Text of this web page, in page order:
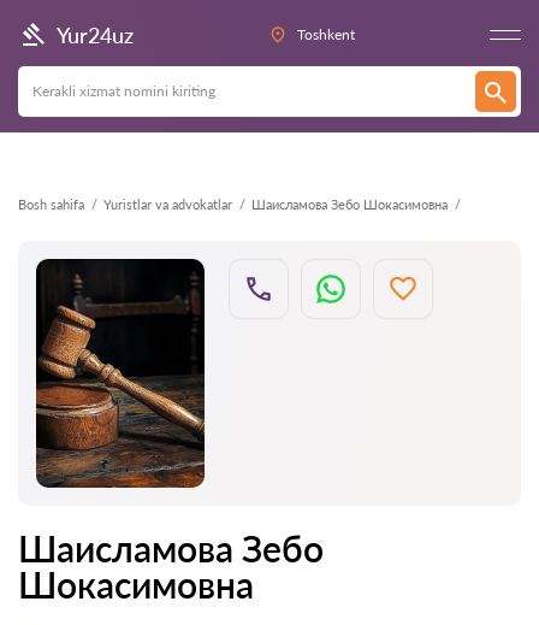
Yur24uz Toshkent
Bosh sahifa Yuristlar va advokatlar Шаисламова Зебо Шокасимовна
Orqaga
Шаисламова Зебо
Шокасимовна